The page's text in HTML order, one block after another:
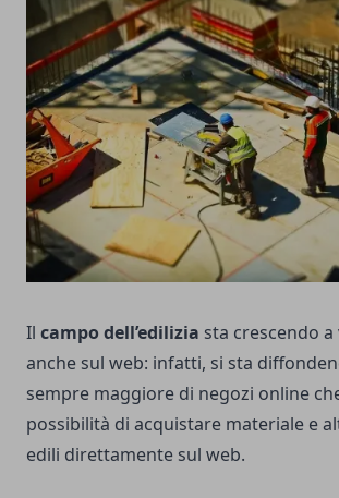
Il campo dell’edilizia sta crescendo a
anche sul web: infatti, si sta
sempre maggiore di negozi online
possibilità di acquistare materiale e
edili direttamente sul web.